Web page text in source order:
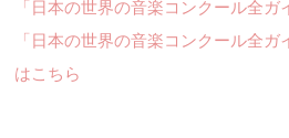
「日本の世界の音楽コンクール全
「日本の世界の音楽コンクール全
はこちら